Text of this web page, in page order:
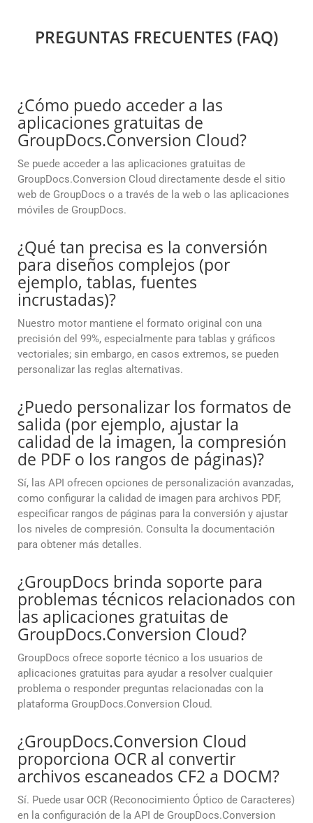
PREGUNTAS FRECUENTES (FAQ)
¿Cómo puedo acceder a las
aplicaciones gratuitas de
GroupDocs.Conversion Cloud?
Se puede acceder a las aplicaciones gratuitas de
GroupDocs.Conversion Cloud directamente desde el sitio
web de GroupDocs o a través de la web o las aplicaciones
móviles de GroupDocs.
¿Qué tan precisa es la conversión
para diseños complejos (por
ejemplo, tablas, fuentes
incrustadas)?
Nuestro motor mantiene el formato original con una
precisión del 99%, especialmente para tablas y gráficos
vectoriales; sin embargo, en casos extremos, se pueden
personalizar las reglas alternativas.
¿Puedo personalizar los formatos de
salida (por ejemplo, ajustar la
calidad de la imagen, la compresión
de PDF o los rangos de páginas)?
Sí, las API ofrecen opciones de personalización avanzadas,
como configurar la calidad de imagen para archivos PDF,
especificar rangos de páginas para la conversión y ajustar
los niveles de compresión. Consulta la documentación
para obtener más detalles.
¿GroupDocs brinda soporte para
problemas técnicos relacionados con
las aplicaciones gratuitas de
GroupDocs.Conversion Cloud?
GroupDocs ofrece soporte técnico a los usuarios de
aplicaciones gratuitas para ayudar a resolver cualquier
problema o responder preguntas relacionadas con la
plataforma GroupDocs.Conversion Cloud.
¿GroupDocs.Conversion Cloud
proporciona OCR al convertir
archivos escaneados CF2 a DOCM?
Sí. Puede usar OCR (Reconocimiento Óptico de Caracteres)
en la configuración de la API de GroupDocs.Conversion